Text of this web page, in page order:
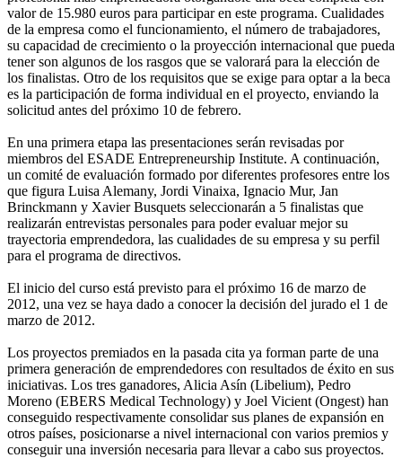
valor de 15.980 euros para participar en este programa. Cualidades
de la empresa como el funcionamiento, el número de trabajadores,
su capacidad de crecimiento o la proyección internacional que pueda
tener son algunos de los rasgos que se valorará para la elección de
los finalistas. Otro de los requisitos que se exige para optar a la beca
es la participación de forma individual en el proyecto, enviando la
solicitud antes del próximo 10 de febrero.
En una primera etapa las presentaciones serán revisadas por
miembros del ESADE Entrepreneurship Institute. A continuación,
un comité de evaluación formado por diferentes profesores entre los
que figura Luisa Alemany, Jordi Vinaixa, Ignacio Mur, Jan
Brinckmann y Xavier Busquets seleccionarán a 5 finalistas que
realizarán entrevistas personales para poder evaluar mejor su
trayectoria emprendedora, las cualidades de su empresa y su perfil
para el programa de directivos.
El inicio del curso está previsto para el próximo 16 de marzo de
2012, una vez se haya dado a conocer la decisión del jurado el 1 de
marzo de 2012.
Los proyectos premiados en la pasada cita ya forman parte de una
primera generación de emprendedores con resultados de éxito en sus
iniciativas. Los tres ganadores, Alicia Asín (Libelium), Pedro
Moreno (EBERS Medical Technology) y Joel Vicient (Ongest) han
conseguido respectivamente consolidar sus planes de expansión en
otros países, posicionarse a nivel internacional con varios premios y
conseguir una inversión necesaria para llevar a cabo sus proyectos.